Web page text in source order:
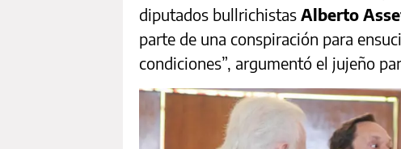
diputados bullrichistas Alberto
parte de una conspiración para
condiciones”, argumentó el jujeño